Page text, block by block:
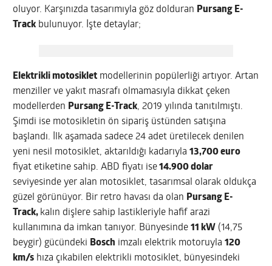
oluyor. Karşınızda tasarımıyla göz dolduran Pursang E-
Track bulunuyor. İşte detaylar;
Elektrikli motosiklet modellerinin popülerliği artıyor. Artan
menziller ve yakıt masrafı olmamasıyla dikkat çeken
modellerden Pursang E-Track, 2019 yılında tanıtılmıştı.
Şimdi ise motosikletin ön sipariş üstünden satışına
başlandı. İlk aşamada sadece 24 adet üretilecek denilen
yeni nesil motosiklet, aktarıldığı kadarıyla13,700 euro
fiyat etiketine sahip. ABD fiyatı ise14.900 dolar
seviyesinde yer alan motosiklet, tasarımsal olarak oldukça
güzel görünüyor. Bir retro havası da olan Pursang E-
Track, kalın dişlere sahip lastikleriyle hafif arazi
kullanımına da imkan tanıyor. Bünyesinde11 kW (14,75
beygir) gücündeki Bosch imzalı elektrik motoruyla120
km/s hıza çıkabilen elektrikli motosiklet, bünyesindeki